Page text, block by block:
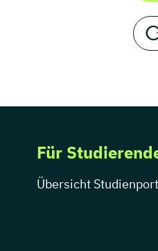
Für
Übersicht